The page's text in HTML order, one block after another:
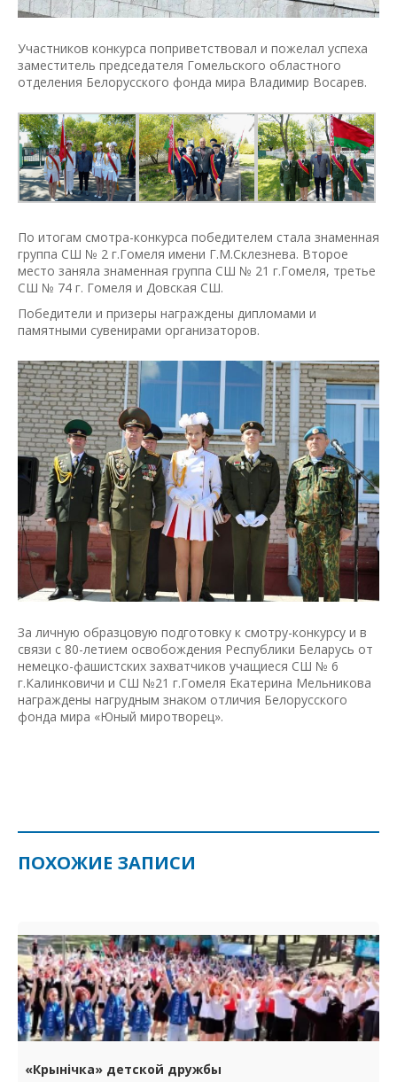
Участников конкурса поприветствовал и пожелал успеха
заместитель председателя Гомельского областного
отделения Белорусского фонда мира Владимир Восарев.
По итогам смотра-конкурса победителем стала знаменная
группа СШ № 2 г.Гомеля имени Г.М.Склезнева. Второе
место заняла знаменная группа СШ № 21 г.Гомеля, третье
СШ № 74 г. Гомеля и Довская СШ.
Победители и призеры награждены дипломами и
памятными сувенирами организаторов.
За личную образцовую подготовку к смотру-конкурсу и в
связи с 80-летием освобождения Республики Беларусь от
немецко-фашистских захватчиков учащиеся СШ № 6
г.Калинковичи и СШ №21 г.Гомеля Екатерина Мельникова
награждены нагрудным знаком отличия Белорусского
фонда мира «Юный миротворец».
ПОХОЖИЕ ЗАПИСИ
«Крынічка» детской дружбы